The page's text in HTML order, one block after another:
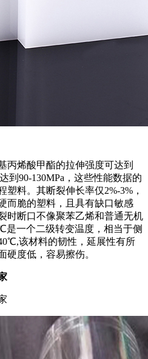
丙烯酸甲酯的拉伸强度可达到
到90-130MPa，这些性能数据的
料。其断裂伸长率仅2%-3%，
而脆的塑料，且具有缺口敏感
时断口不像聚苯乙烯和普通无机
一个二级转变温度，相当于侧
该材料的韧性，延展性有所
硬度低，容易擦伤。